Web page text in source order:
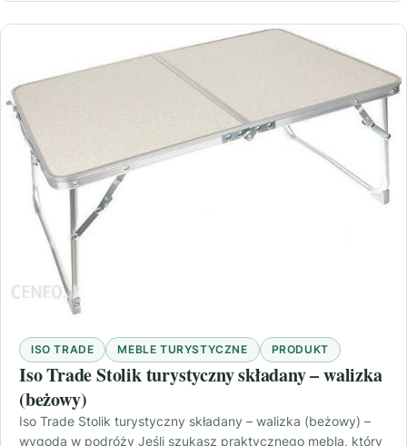
ISO TRADE MEBLE TURYSTYCZNE PRODUKT
Iso Trade Stolik turystyczny składany – walizka
(beżowy)
Iso Trade Stolik turystyczny składany – walizka (beżowy) –
wygoda w podróży Jeśli szukasz praktycznego mebla, który